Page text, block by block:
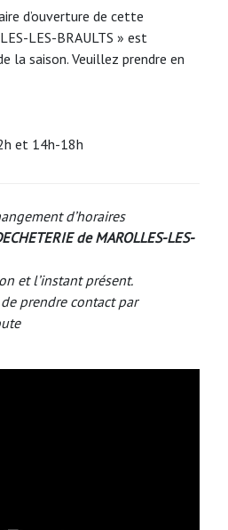
d’ouverture de cette
LES-BRAULTS » est
la saison. Veuillez prendre en
et 14h-18h
d’horaires
de MAROLLES-LES-
et l’instant présent.
prendre contact par